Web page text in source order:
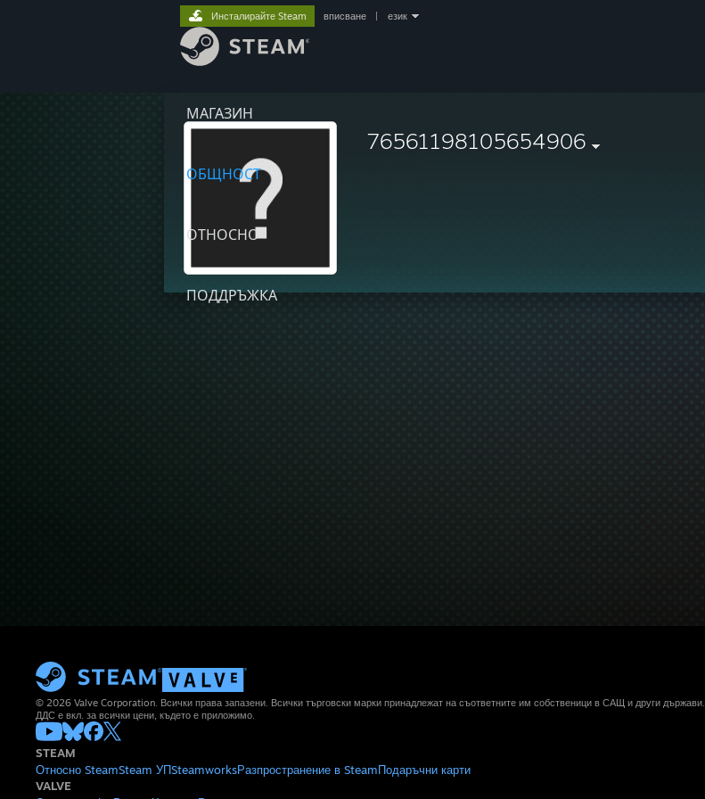
МАГАЗИН
ОБЩНОСТ
ОТНОСНО
ПОДДРЪЖКА
Инсталирайте Steam вписване език
76561198105654906
© 2026 Valve Corporation. Всички права запазени. Всички търговски марки принадлежат на съответните им собственици в САЩ и други държави.
ДДС е вкл. за всички цени, където е приложимо.
STEAM
Относно SteamSteam УПSteamworksРазпространение в SteamПодаръчни карти
VALVE